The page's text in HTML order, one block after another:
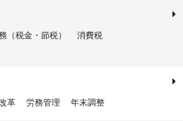
（税金・節税）
消費税
革 労務管理 年末調整